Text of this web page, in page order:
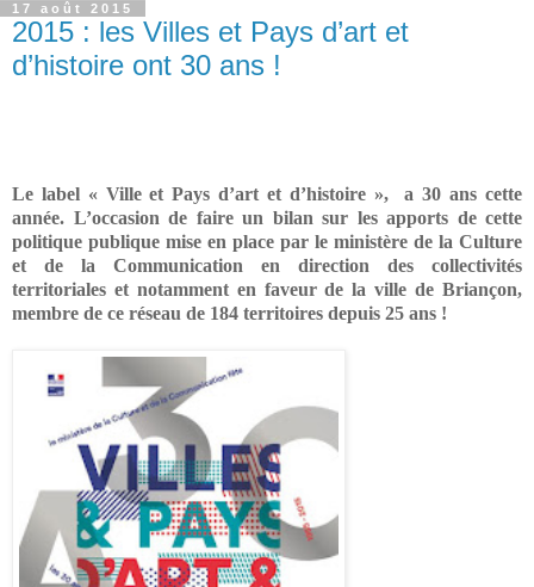
17 août 2015
2015 : les Villes et Pays d’art et
d’histoire ont 30 ans !
Le label « Ville et Pays d’art et d’histoire »,
a 30 ans cette
année. L’occasion de faire un bilan sur les apports de cette
politique publique mise en place par le ministère de la Culture
et de la Communication en direction des collectivités
territoriales et notamment en faveur de la ville de Briançon,
membre de ce réseau de 184 territoires depuis 25 ans !